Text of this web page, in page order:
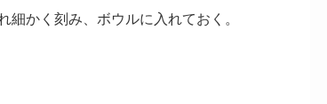
かく刻み、ボウルに入れておく。